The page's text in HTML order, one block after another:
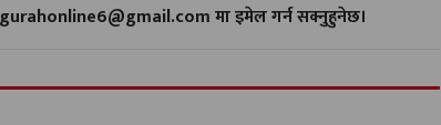
gurahonline6@gmail.com मा इमेल गर्न सक्नुहुनेछ।